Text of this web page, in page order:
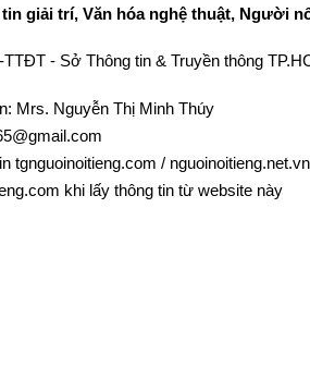
giải trí, Văn hóa nghệ thuật, Người
- Sở Thông tin & Truyền thông
Mrs. Nguyễn Thị Minh Thúy
tgnguoinoitieng.com / nguoinoitieng.net.vn
khi lấy thông tin từ website này